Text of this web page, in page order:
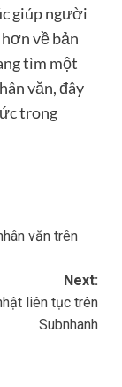
giúp người
về bản
tìm một
văn, đây
trong
văn trên
Next:
liên tục trên
Subnhanh